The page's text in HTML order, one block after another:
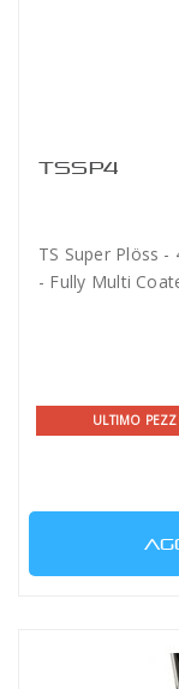
TSSP4
TS Super Plöss
- Fully Multi
ULTIMO